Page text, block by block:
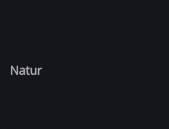
Natur